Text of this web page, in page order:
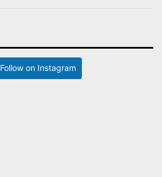
Follow on Instagram